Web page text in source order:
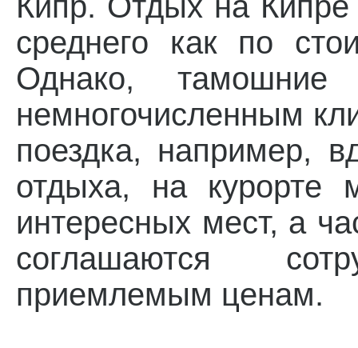
среднего как по
Однако,
немногочисленным
поездка, например,
отдыха, на курорте
интересных мест, а
соглашаются
приемлемым ценам.